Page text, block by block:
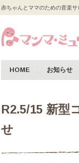
赤ちゃんとママのための音楽サ
HOME お知らせ
R2.5/15 新型
せ